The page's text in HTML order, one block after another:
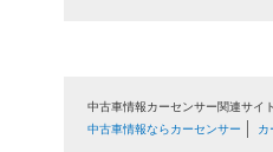
中古車情報カーセンサー関連サイト
中古車情報ならカーセンサー
カ